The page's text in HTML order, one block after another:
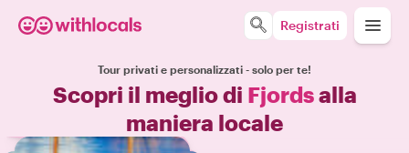
Registrati
Tour privati e personalizzati - solo per te!
Scopri il meglio di Fjordsalla
maniera locale